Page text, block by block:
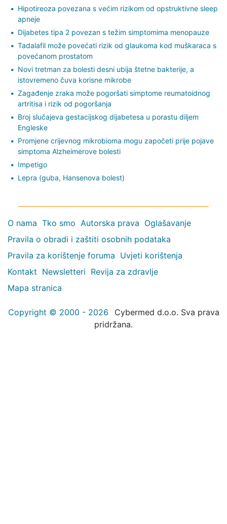
Hipotireoza povezana s većim rizikom od opstruktivne sleep
apneje
Dijabetes tipa 2 povezan s težim simptomima menopauze
Tadalafil može povećati rizik od glaukoma kod muškaraca s
povećanom prostatom
Novi tretman za bolesti desni ubija štetne bakterije, a
istovremeno čuva korisne mikrobe
Zagađenje zraka može pogoršati simptome reumatoidnog
artritisa i rizik od pogoršanja
Broj slučajeva gestacijskog dijabetesa u porastu diljem
Engleske
Promjene crijevnog mikrobioma mogu započeti prije pojave
simptoma Alzheimerove bolesti
Impetigo
Lepra (guba, Hansenova bolest)
O nama Tko smo Autorska prava Oglašavanje
Pravila o obradi i zaštiti osobnih podataka
Pravila za korištenje foruma Uvjeti korištenja
Kontakt Newsletteri Revija za zdravlje
Mapa stranica
Copyright © 2000 - 2026
Cybermed d.o.o. Sva prava
pridržana.